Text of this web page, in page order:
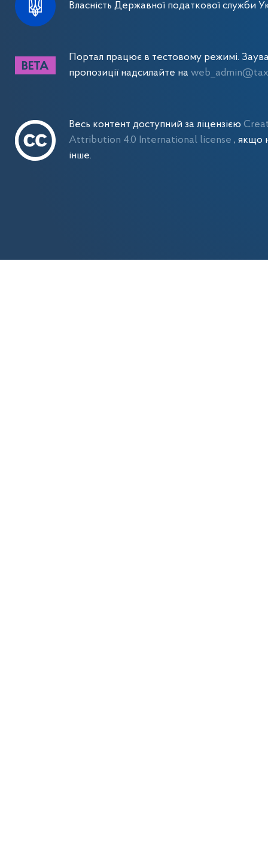
Власність Державної податкової служби
Портал працює в тестовому режимі.
пропозиції надсилайте на
Весь контент доступний за ліцензією
Attribution 4.0 International license , якщо
інше.